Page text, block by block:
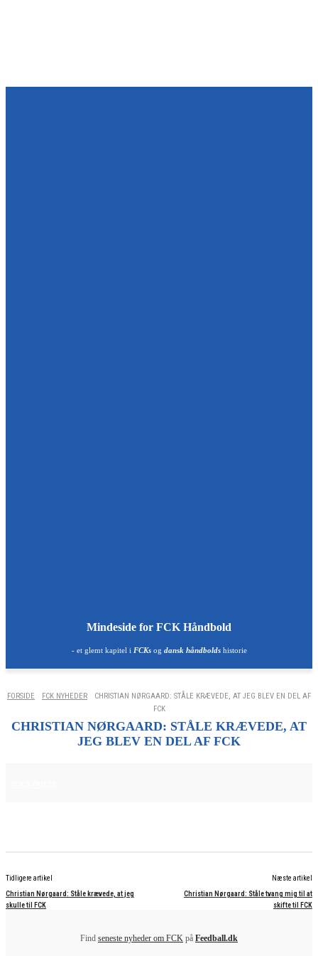
Mindeside for FCK Håndbold
- et glemt kapitel i FCKsog dansk håndboldshistorie
FORSIDE FCK NYHEDER
CHRISTIAN NØRGAARD: STÅLE KRÆVEDE, AT JEG BLEV EN DEL AF
FCK
CHRISTIAN NØRGAARD: STÅLE KRÆVEDE, AT
JEG BLEV EN DEL AF FCK
Tidligere artikel
Christian Nørgaard: Ståle krævede, at jeg
skulle til FCK
Næste artikel
Christian Nørgaard: Ståle tvang mig til at
skifte til FCK
Find seneste nyheder om FCK på Feedball.dk